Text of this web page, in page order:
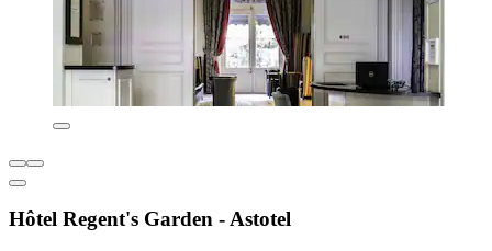
Hôtel Regent's Garden - Astotel